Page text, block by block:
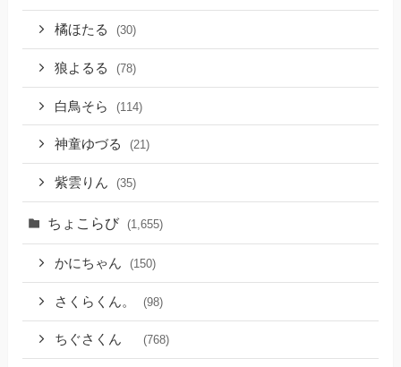
橘ほたる (30)
狼よるる (78)
白鳥そら (114)
神童ゆづる (21)
紫雲りん (35)
ちょこらび (1,655)
かにちゃん (150)
さくらくん。 (98)
ちぐさくん (768)